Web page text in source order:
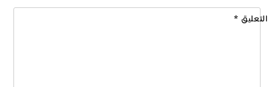
التعليق *